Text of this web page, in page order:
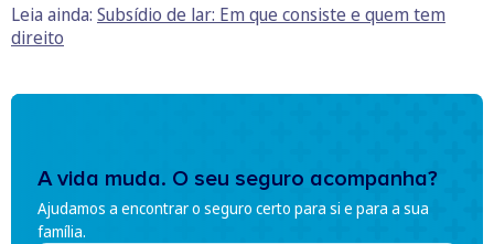
Leia ainda: Subsídio de lar: Em que consiste e quem tem
direito
A vida muda. O seu seguro acompanha?
Ajudamos a encontrar o seguro certo para si e para a sua
família.